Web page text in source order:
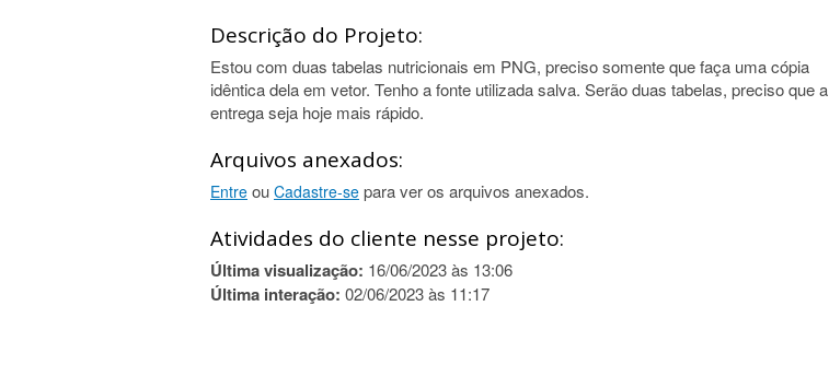
Descrição do Projeto:
Estou com duas tabelas nutricionais em PNG, preciso somente que faça uma cópia
idêntica dela em vetor. Tenho a fonte utilizada salva. Serão duas tabelas, preciso que a
entrega seja hoje mais rápido.
Arquivos anexados:
Entre ou Cadastre-se para ver os arquivos anexados.
Atividades do cliente nesse projeto:
Última visualização: 16/06/2023 às 13:06
Última interação: 02/06/2023 às 11:17